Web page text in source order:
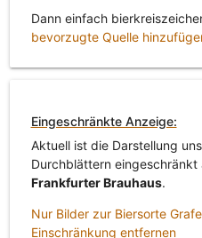
Dann einfach
bevorzugte Quelle
Eingeschränkte Anzeige:
Aktuell ist die Darstellung
Durchblättern eingeschränkt
Frankfurter Brauhaus.
Nur Bilder zur Biersorte
Einschränkung entfernen